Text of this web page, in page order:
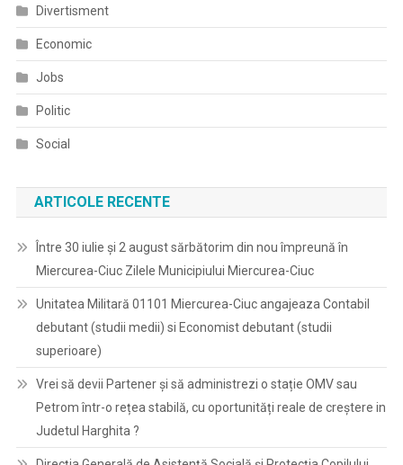
Divertisment
Economic
Jobs
Politic
Social
ARTICOLE RECENTE
Între 30 iulie și 2 august sărbătorim din nou împreună în
Miercurea-Ciuc Zilele Municipiului Miercurea-Ciuc
Unitatea Militară 01101 Miercurea-Ciuc angajeaza Contabil
debutant (studii medii) si Economist debutant (studii
superioare)
Vrei să devii Partener și să administrezi o stație OMV sau
Petrom într-o rețea stabilă, cu oportunități reale de creștere in
Judetul Harghita ?